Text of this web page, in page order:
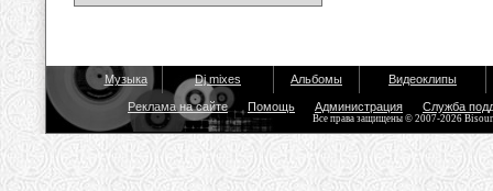
Музыка Dj mixes Альбомы Видеоклипы
Реклама на сайте Помощь Администрация Служба
Все права защищены © 2007-2026